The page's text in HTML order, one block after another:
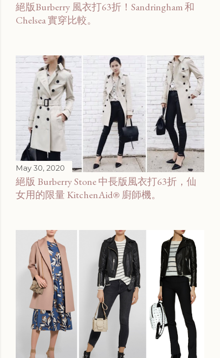
絕版Burberry 風衣打63折！Sandringham 和
Chelsea 實穿比較。
May 30, 2020
絕版 Burberry Stone 中長版風衣打63折，仙
女用的限量 KitchenAid® 廚師機。